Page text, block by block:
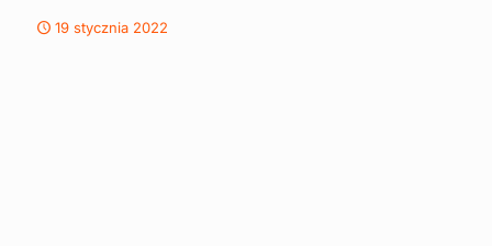
19 stycznia 2022